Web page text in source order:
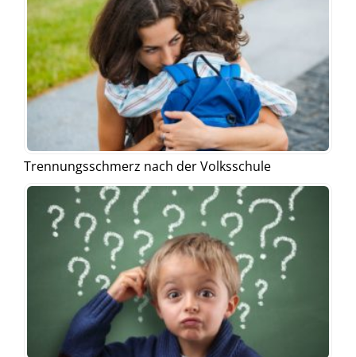
Trennungsschmerz nach der Volksschule